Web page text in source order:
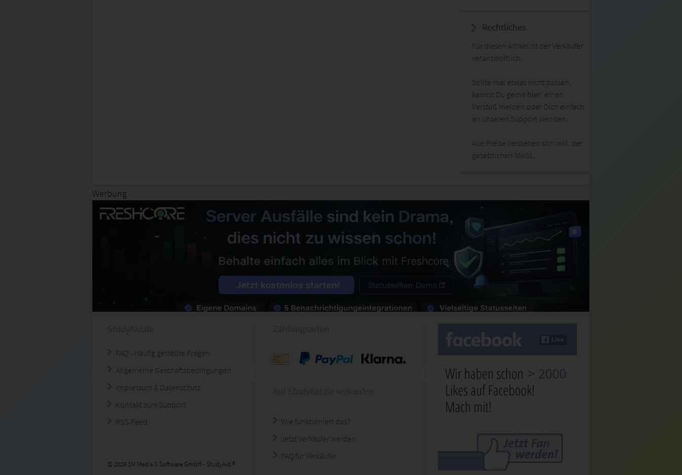
Rechtliches
Für diesen Artikel ist der Verkäufer
verantwortlich.
Sollte mal etwas nicht passen,
kannst Du gerne hier einen
Verstoß melden oder Dich einfach
an unseren Support wenden.
Alle Preise verstehen sich inkl. der
gesetzlichen MwSt.
Werbung
FAQ - Häufig gestellte Fragen
Allgemeine Geschäftsbedingungen
Impressum & Datenschutz
Kontakt zum Support
RSS-Feed
© 2026 1M Media & Software GmbH - StudyAid ®
Wie funktioniert das?
Jetzt Verkäufer werden
FAQ für Verkäufer
> 2000